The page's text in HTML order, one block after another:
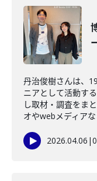
丹治俊樹さんは、
ニアとして活動す
し取材・調査をま
オやwebメディア
2026.04.06 |